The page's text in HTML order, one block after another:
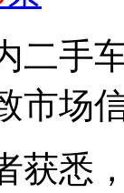
二手
市场
获悉